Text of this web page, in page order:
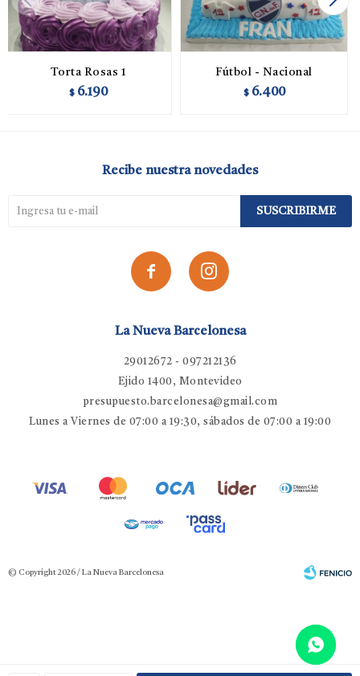
Torta Rosas 1
$ 6.190
Fútbol - Nacional
$ 6.400
La Nueva Barcelonesa
29012672 - 097212136
Ejido 1400, Montevideo
presupuesto.barcelonesa@gmail.com
Lunes a Viernes de 07:00 a 19:30, sábados de 07:00 a 19:00
Recibe nuestra novedades
SUSCRIBIRME
 
© Copyright 2026 / La Nueva Barcelonesa